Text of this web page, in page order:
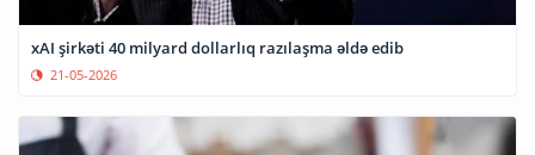
xAI şirkəti 40 milyard dollarlıq razılaşma əldə edib
21-05-2026